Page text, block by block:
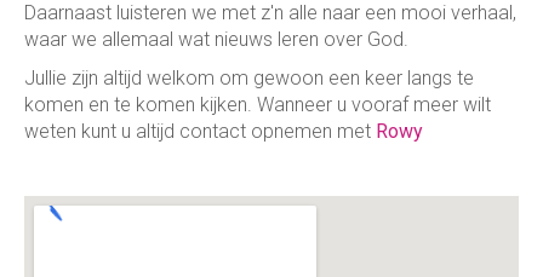
Daarnaast luisteren we met z'n alle naar een mooi verhaal,
waar we allemaal wat nieuws leren over God.
Jullie zijn altijd welkom om gewoon een keer langs te
komen en te komen kijken. Wanneer u vooraf meer wilt
weten kunt u altijd contact opnemen met Rowy